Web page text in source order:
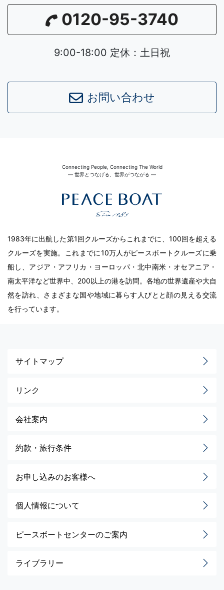
0120-95-3740
9:00-18:00 定休：土日祝
お問い合わせ
Connecting People, Connecting The World
― 世界とつなげる、世界がつながる ―
1983年に出航した第1回クルーズからこれまでに、100回を超える
クルーズを実施。これまでに10万人がピースボートクルーズに乗
船し、アジア・アフリカ・ヨーロッパ・北中南米・オセアニア・
南太平洋など世界中、200以上の港を訪問。各地の世界遺産や大自
然を訪れ、さまざまな国や地域に暮らす人びとと顔の見える交流
を行っています。
サイトマップ
リンク
会社案内
約款・旅行条件
お申し込みのお客様へ
個人情報について
ピースボートセンターのご案内
ライブラリー